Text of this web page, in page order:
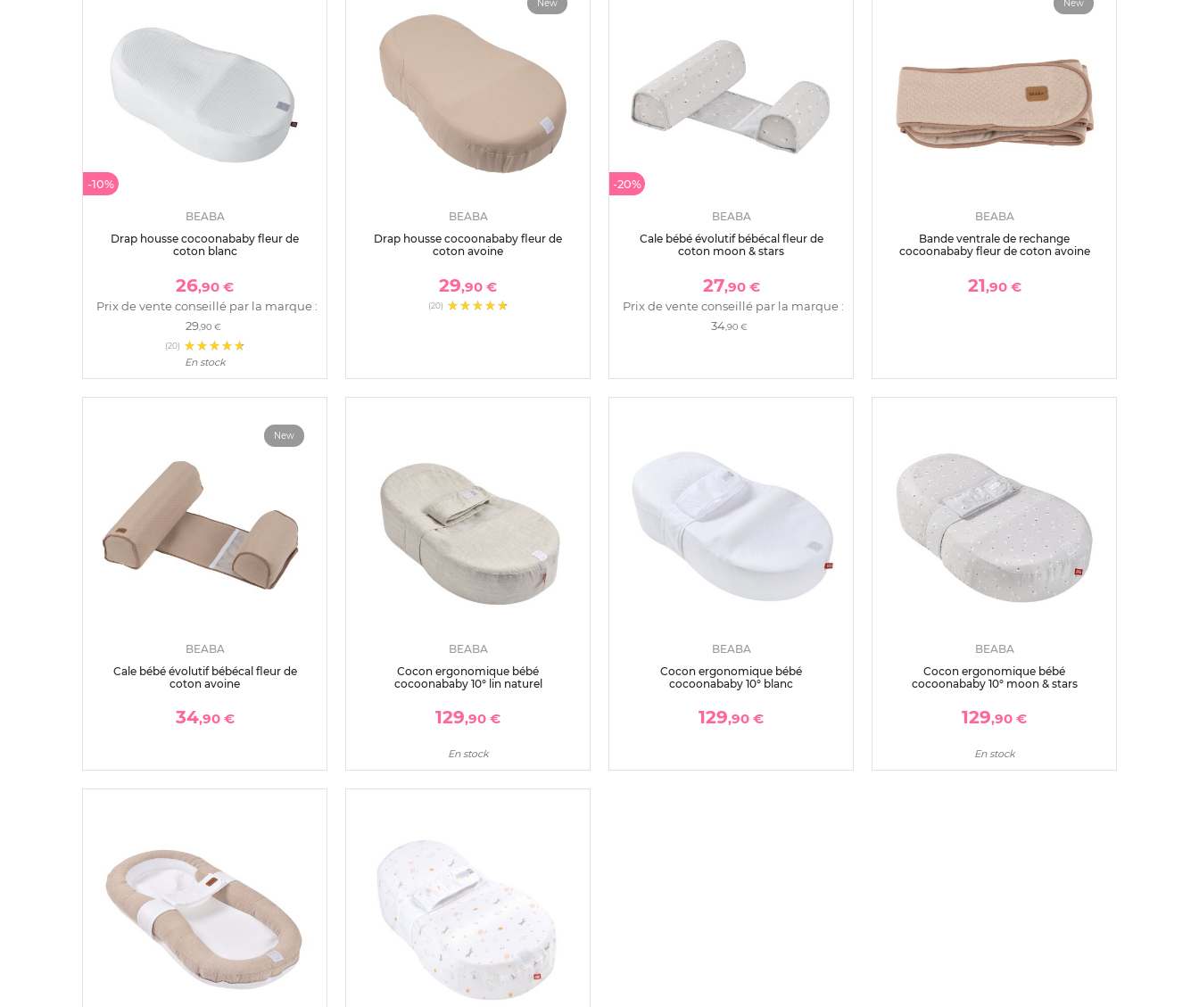
-10%
BEABA
Drap housse cocoonababy fleur de
coton blanc
26,90 €
Prix de vente conseillé par la marque :
29,90 €
(20)
En stock
New
BEABA
Drap housse cocoonababy fleur de
coton avoine
29,90 €
(20)
-20%
BEABA
Cale bébé évolutif bébécal fleur de
coton moon & stars
27,90 €
Prix de vente conseillé par la marque :
34,90 €
New
BEABA
Bande ventrale de rechange
cocoonababy fleur de coton avoine
21,90 €
New
BEABA
Cale bébé évolutif bébécal fleur de
coton avoine
34,90 €
BEABA
Cocon ergonomique bébé
cocoonababy 10° lin naturel
129,90 €
En stock
BEABA
Cocon ergonomique bébé
cocoonababy 10° blanc
129,90 €
BEABA
Cocon ergonomique bébé
cocoonababy 10° moon & stars
129,90 €
En stock